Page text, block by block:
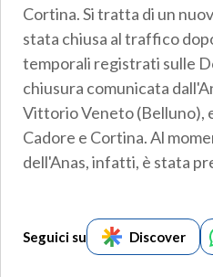
Cortina. Si tratta di un
stata chiusa al traffico
temporali registrati sulle
chiusura comunicata
Vittorio Veneto (Belluno),
Cadore e Cortina. Al
dell'Anas, infatti, è stata
Seguici su Discover